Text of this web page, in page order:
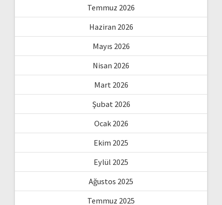
Temmuz 2026
Haziran 2026
Mayıs 2026
Nisan 2026
Mart 2026
Şubat 2026
Ocak 2026
Ekim 2025
Eylül 2025
Ağustos 2025
Temmuz 2025